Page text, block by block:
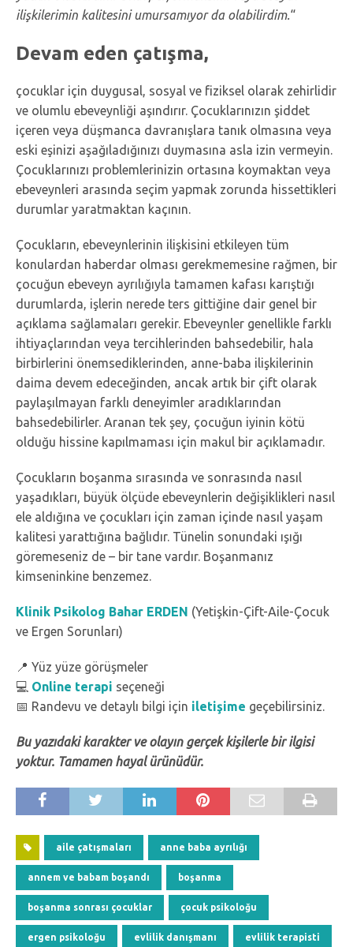
ilişkilerimin kalitesini umursamıyor da olabilirdim.“
Devam eden çatışma,
çocuklar için duygusal, sosyal ve fiziksel olarak zehirlidir
ve olumlu ebeveynliği aşındırır. Çocuklarınızın şiddet
içeren veya düşmanca davranışlara tanık olmasına veya
eski eşinizi aşağıladığınızı duymasına asla izin vermeyin.
Çocuklarınızı problemlerinizin ortasına koymaktan veya
ebeveynleri arasında seçim yapmak zorunda hissettikleri
durumlar yaratmaktan kaçının.
Çocukların, ebeveynlerinin ilişkisini etkileyen tüm
konulardan haberdar olması gerekmemesine rağmen, bir
çocuğun ebeveyn ayrılığıyla tamamen kafası karıştığı
durumlarda, işlerin nerede ters gittiğine dair genel bir
açıklama sağlamaları gerekir. Ebeveynler genellikle farklı
ihtiyaçlarından veya tercihlerinden bahsedebilir, hala
birbirlerini önemsediklerinden, anne-baba ilişkilerinin
daima devem edeceğinden, ancak artık bir çift olarak
paylaşılmayan farklı deneyimler aradıklarından
bahsedebilirler. Aranan tek şey, çocuğun iyinin kötü
olduğu hissine kapılmaması için makul bir açıklamadır.
Çocukların boşanma sırasında ve sonrasında nasıl
yaşadıkları, büyük ölçüde ebeveynlerin değişiklikleri nasıl
ele aldığına ve çocukları için zaman içinde nasıl yaşam
kalitesi yarattığına bağlıdır. Tünelin sonundaki ışığı
göremeseniz de – bir tane vardır. Boşanmanız
kimseninkine benzemez.
Klinik Psikolog Bahar ERDEN (Yetişkin-Çift-Aile-Çocuk
ve Ergen Sorunları)
📍 Yüz yüze görüşmeler
💻 Online terapi seçeneği
📅 Randevu ve detaylı bilgi için iletişime geçebilirsiniz.
Bu yazıdaki karakter ve olayın gerçek kişilerle bir ilgisi
yoktur. Tamamen hayal ürünüdür.
aile çatışmaları anne baba ayrılığı
annem ve babam boşandı boşanma
boşanma sonrası çocuklar çocuk psikoloğu
ergen psikoloğu evlilik danışmanı evlilik terapisti